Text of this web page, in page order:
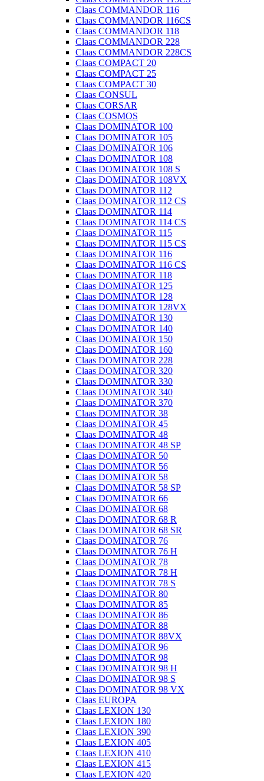
Claas COMMANDOR 116
Claas COMMANDOR 116CS
Claas COMMANDOR 118
Claas COMMANDOR 228
Claas COMMANDOR 228CS
Claas COMPACT 20
Claas COMPACT 25
Claas COMPACT 30
Claas CONSUL
Claas CORSAR
Claas COSMOS
Claas DOMINATOR 100
Claas DOMINATOR 105
Claas DOMINATOR 106
Claas DOMINATOR 108
Claas DOMINATOR 108 S
Claas DOMINATOR 108VX
Claas DOMINATOR 112
Claas DOMINATOR 112 CS
Claas DOMINATOR 114
Claas DOMINATOR 114 CS
Claas DOMINATOR 115
Claas DOMINATOR 115 CS
Claas DOMINATOR 116
Claas DOMINATOR 116 CS
Claas DOMINATOR 118
Claas DOMINATOR 125
Claas DOMINATOR 128
Claas DOMINATOR 128VX
Claas DOMINATOR 130
Claas DOMINATOR 140
Claas DOMINATOR 150
Claas DOMINATOR 160
Claas DOMINATOR 228
Claas DOMINATOR 320
Claas DOMINATOR 330
Claas DOMINATOR 340
Claas DOMINATOR 370
Claas DOMINATOR 38
Claas DOMINATOR 45
Claas DOMINATOR 48
Claas DOMINATOR 48 SP
Claas DOMINATOR 50
Claas DOMINATOR 56
Claas DOMINATOR 58
Claas DOMINATOR 58 SP
Claas DOMINATOR 66
Claas DOMINATOR 68
Claas DOMINATOR 68 R
Claas DOMINATOR 68 SR
Claas DOMINATOR 76
Claas DOMINATOR 76 H
Claas DOMINATOR 78
Claas DOMINATOR 78 H
Claas DOMINATOR 78 S
Claas DOMINATOR 80
Claas DOMINATOR 85
Claas DOMINATOR 86
Claas DOMINATOR 88
Claas DOMINATOR 88VX
Claas DOMINATOR 96
Claas DOMINATOR 98
Claas DOMINATOR 98 H
Claas DOMINATOR 98 S
Claas DOMINATOR 98 VX
Claas EUROPA
Claas LEXION 130
Claas LEXION 180
Claas LEXION 390
Claas LEXION 405
Claas LEXION 410
Claas LEXION 415
Claas LEXION 420